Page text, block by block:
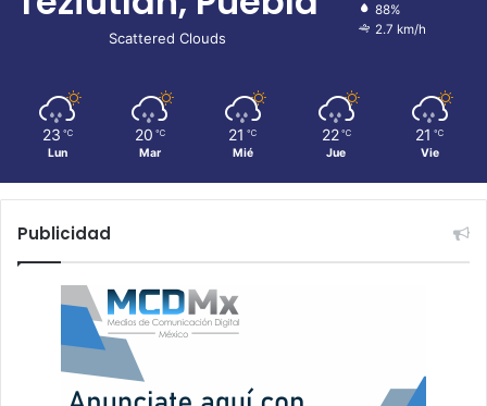
Scattered Clouds
88%
2.7 km/h
23 ℃
Lun
20 ℃
Mar
21 ℃
Mié
22 ℃
Jue
21 ℃
Vie
Publicidad